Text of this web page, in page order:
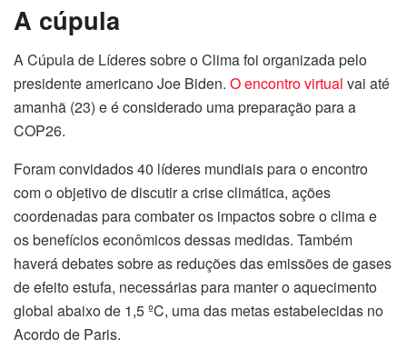
A cúpula
A Cúpula de Líderes sobre o Clima foi organizada pelo
presidente americano Joe Biden. O encontro virtual vai até
amanhã (23) e é considerado uma preparação para a
COP26.
Foram convidados 40 líderes mundiais para o encontro
com o objetivo de discutir a crise climática, ações
coordenadas para combater os impactos sobre o clima e
os benefícios econômicos dessas medidas. Também
haverá debates sobre as reduções das emissões de gases
de efeito estufa, necessárias para manter o aquecimento
global abaixo de 1,5 ºC, uma das metas estabelecidas no
Acordo de Paris.